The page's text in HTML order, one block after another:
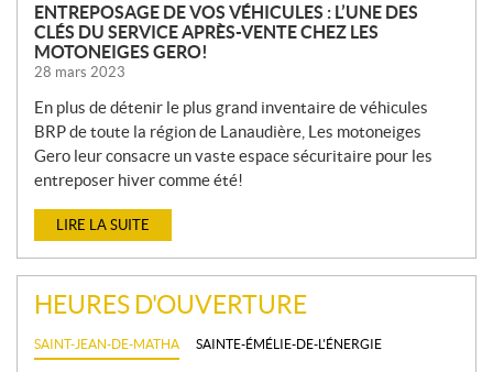
ENTREPOSAGE DE VOS VÉHICULES : L’UNE DES
CLÉS DU SERVICE APRÈS-VENTE CHEZ LES
MOTONEIGES GERO!
28 mars 2023
En plus de détenir le plus grand inventaire de véhicules
BRP de toute la région de Lanaudière, Les motoneiges
Gero leur consacre un vaste espace sécuritaire pour les
entreposer hiver comme été!
LIRE LA SUITE
HEURES D'OUVERTURE
SAINT-JEAN-DE-MATHA SAINTE-ÉMÉLIE-DE-L'ÉNERGIE